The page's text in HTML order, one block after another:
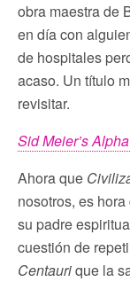
obra maestra de
en día con
de hospitales
acaso. Un título
revisitar.
Sid Meier’s
Ahora que
nosotros, es
su padre
cuestión de
Centaurique la